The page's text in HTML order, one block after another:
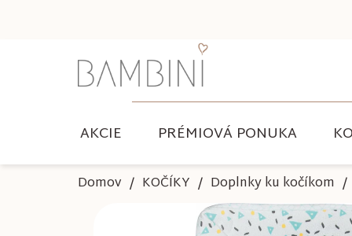
AKCIE PRÉMIOVÁ PONUKA
Domov KOČÍKY Doplnky ku kočíkom